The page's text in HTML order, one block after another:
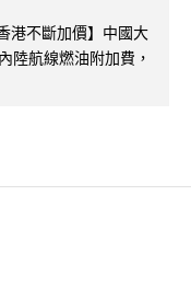
港不斷加價】中國大
陸航線燃油附加費，